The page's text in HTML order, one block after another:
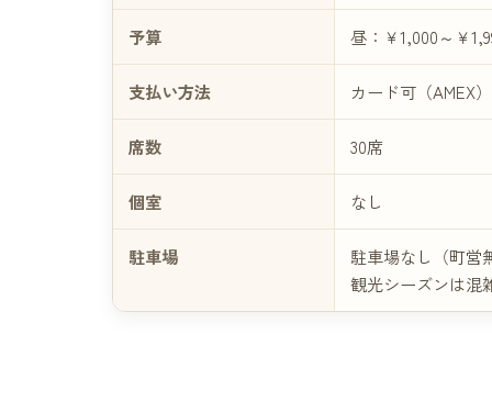
予算 昼：￥1,000～￥
支払い方法 カード可（AMEX
席数 30席
個室 なし
駐車場
駐車場なし（町営
観光シーズンは混